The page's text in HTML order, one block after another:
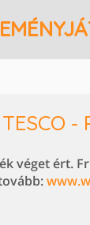
TESCO
véget ért.